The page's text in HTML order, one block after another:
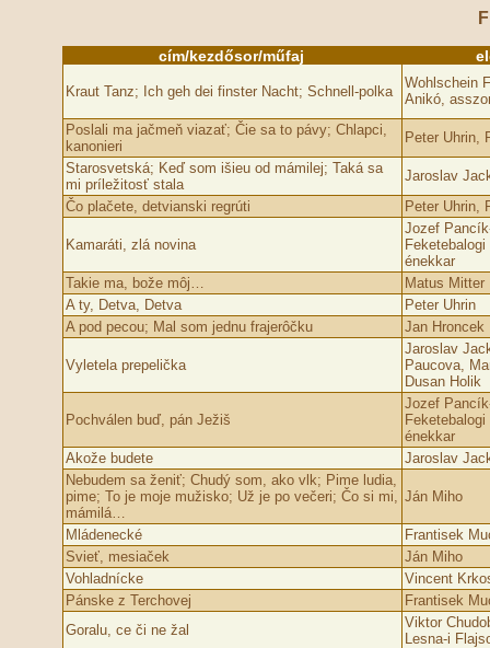
cím/kezdősor/műfaj
Kraut Tanz; Ich geh­ dei finster Nacht; Schnell-polka
Wohlschein
Anikó,
Poslali ma jačmeň viazať; Čie sa to pávy; Chlapci,
kanonieri
Peter Uhrin,
Starosvetská; Keď som išieu od mámilej; Taká sa
mi príležitosť stala
Jaroslav
Čo plačete, detvianski regrúti
Peter Uhrin,
Kamaráti, zlá novina
Jozef
énekkar
Takie ma, bože môj…
Matus Mitter
A ty, Detva, Detva
Peter Uhrin
A pod pecou; Mal som jednu frajerôčku
Jan Hroncek
Vyletela prepelička
Jaroslav
Paucova,
Dusan Holik
Pochválen buď, pán Ježiš
Jozef
énekkar
Akože budete
Jaroslav
Nebudem sa ženiť; Chudý som, ako vlk; Pime l­udia,
pime; To je moje mužisko; Už je po večeri; Čo si mi,
mámilá…
Ján Miho
Mládenecké
Frantisek
Svieť, mesiaček
Ján Miho
Vohladnícke
Vincent
Pánske z Terchovej
Frantisek
Goral­u, ce či ne žal­
Viktor
Lesna-i